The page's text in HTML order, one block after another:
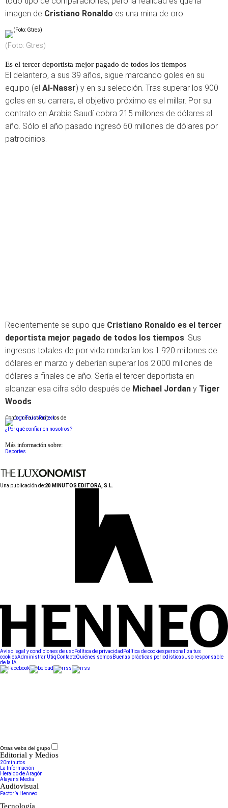
imagen de Cristiano Ronaldo es una mina de oro.
(Foto: Gtres)
Es el tercer deportista mejor pagado de todos los tiempos
El delantero, a sus 39 años, sigue marcando goles en su
equipo (el Al-Nassr) y en su selección. Tras superar los 900
goles en su carrera, el objetivo próximo es el millar. Por su
contrato en Arabia Saudí cobra 215 millones de dólares al
año. Sólo el año pasado ingresó 60 millones de dólares por
patrocinios.
Recientemente se supo que Cristiano Ronaldo es el tercer
deportista mejor pagado de todos los tiempos. Sus
ingresos totales de por vida rondarían los 1.920 millones de
dólares en marzo y deberían superar los 2.000 millones de
dólares a finales de año. Sería el tercer deportista en
alcanzar esa cifra sólo después de Michael Jordan y Tiger
Woods.
Conforme a los criterios de
¿Por qué confiar en nosotros?
Más información sobre:
Deportes
Una publicación de:20 MINUTOS EDITORA, S.L.
Aviso legal y condiciones de usoPolítica de privacidad Política de cookiespersonaliza tus
cookiesAdministrar UtiqContactoQuiénes somos Buenas prácticas periodísticasUso responsable
de la IA
Otras webs del grupo
Editorial y Medios
20minutos
La Información
Heraldo de Aragón
Alayans Media
Audiovisual
Factoría Henneo
Tecnología